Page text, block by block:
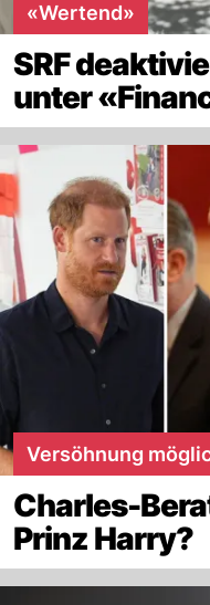
«Wertend»
SRF
unter
Versöhnung
Charles-
Prinz Harry?